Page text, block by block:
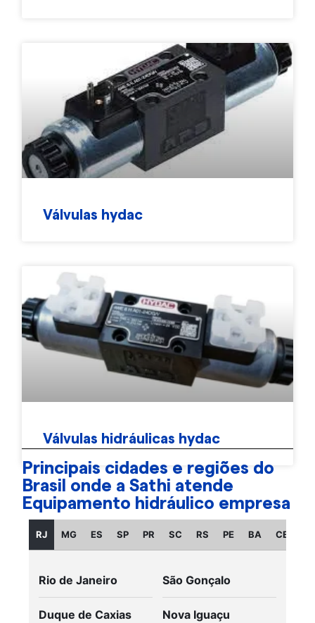
Válvulas hydac
Válvulas hidráulicas hydac
Principais cidades e regiões do
Brasil onde a Sathi atende
Equipamento hidráulico empresa
RJ MG ES SP PR SC RS PE BA CE
Rio de Janeiro São Gonçalo
Duque de Caxias Nova Iguaçu